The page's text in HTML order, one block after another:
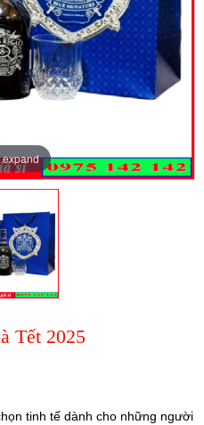
expand
Tết 2025
tinh tế dành cho những người